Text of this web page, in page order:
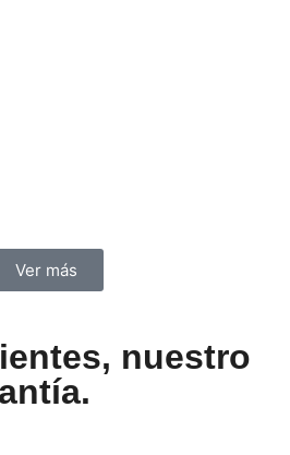
Ver más
nuestro